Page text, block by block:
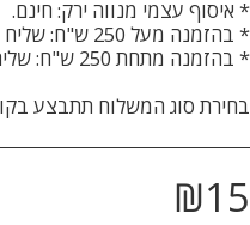
בחירת סוג המשלוח תתבצע
₪15